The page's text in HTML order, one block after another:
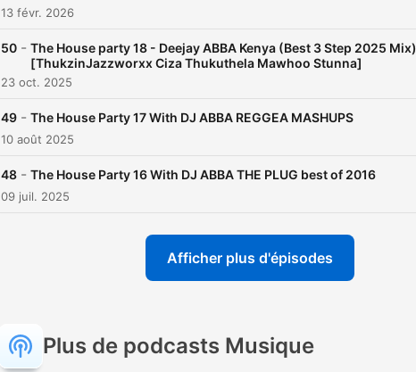
13 févr. 2026
50 - The House party 18 - Deejay ABBA Kenya (Best 3 Step 2025 Mix)
[ThukzinJazzworxx Ciza Thukuthela Mawhoo Stunna]
23 oct. 2025
49 - The House Party 17 With DJ ABBA REGGEA MASHUPS
10 août 2025
48 - The House Party 16 With DJ ABBA THE PLUG best of 2016
09 juil. 2025
Afficher plus d'épisodes
Plus de podcasts Musique